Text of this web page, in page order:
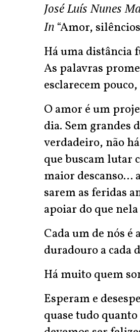
José Luís Nunes
In “Amor,
Há uma distância
As palavras
esclarecem
O amor é um
dia. Sem grandes
verdadeiro, não
que buscam lutar
maior descanso...
sarem as feridas
apoiar do que
Cada um de nós
duradouro a cada
Há muito quem
Esperam e
quase tudo